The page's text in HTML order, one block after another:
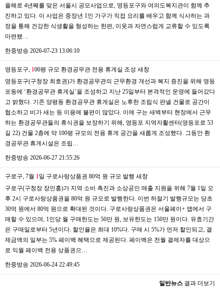
올해로 4년째를 맞은 서울시 공모사업으로, 영등포구와 여의도복지관이 함께 추
진하고 있다. 이 사업은 중장년 1인 가구가 직접 요리를 배우고 함께 식사하는 과
정을 통해 건강한 식생활을 형성하는 한편, 이웃과 자연스럽게 교류할 수 있도록
마련됐…
한중방송 2026-07-23 13:06:10
영등포구, 100평 규모 환경공무관 전용 휴게실 조성 새창
영등포구(구청장 최호권)가 환경공무관의 근무환경 개선과 복지 증진을 위해 영등
포동에 ‘환경공무관 휴게실’을 조성하고 지난 25일부터 본격적인 운영에 들어갔다
고 밝혔다. 기존 양평동 환경공무관 휴게실은 노후한 조립식 판넬 건물로 공간이
협소하고 비가 새는 등 이용에 불편이 많았다. 이에 구는 새벽부터 현장에서 근무
하는 환경공무관들의 휴식권을 보장하기 위해, 영등포 지역자활센터(영등포로 53
길 22) 건물 2층에 약 100평 규모의 전용 휴게 공간을 새롭게 조성했다. 그동안 환
경공무관 휴게시설은 조립…
한중방송 2026-06-27 21:55:26
구로구, 7월 1 일 구로사랑상품권 80억 원 규모 발행 새창
구로구(구청장 장인홍)가 지역 소비 촉진과 소상공인 매출 지원을 위해 7월 1일 오
후 2시 구로사랑상품권을 80억 원 규모로 발행한다. 이번 하절기 발행규모는 당초
30억 원에서 80억 원으로 확대된 것이다. 구로사랑상품권은 서울페이+ 앱에서 구
매할 수 있으며, 1인당 월 구매한도는 50만 원, 보유한도는 150만 원이다. 유효기간
은 구매일로부터 5년이다. 할인율은 최대 10%다. 구매 시 5%가 먼저 할인되고, 결
제금액의 일부는 5% 페이백 혜택으로 제공된다. 페이백은 전월 결제자를 대상으
로 익월 페이백 전용 상품권으…
한중방송 2026-06-24 22:49:45
일반뉴스 결과 더보기